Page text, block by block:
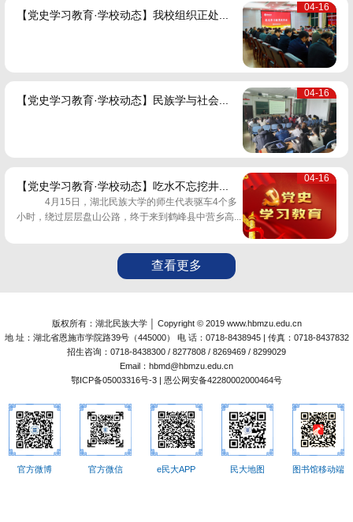
【党史学习教育·学校动态】我校组织正处...
04-16
【党史学习教育·学校动态】民族学与社会...
04-16
【党史学习教育·学校动态】吃水不忘挖井...
4月15日，湖北民族大学的师生代表驱车4个多
小时，绕过层层盘山公路，终于来到鹤峰县中营乡高...
04-16
查看更多
版权所有：湖北民族大学 │ Copyright © 2019 www.hbmzu.edu.cn
地 址：湖北省恩施市学院路39号（445000） 电 话：0718-8438945 | 传真：0718-8437832
招生咨询：0718-8438300 / 8277808 / 8269469 / 8299029
Email：hbmd@hbmzu.edu.cn
鄂ICP备05003316号-3 | 恩公网安备42280002000464号
官方微博 官方微信 e民大APP 民大地图 图书馆移动端